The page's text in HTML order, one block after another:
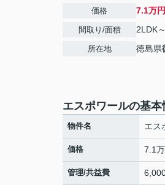
価格 7.1万
間取り/面積 2LDK
所在地 徳島県
エスポワールの基本
物件名 エス
価格 7.1
管理/共益費